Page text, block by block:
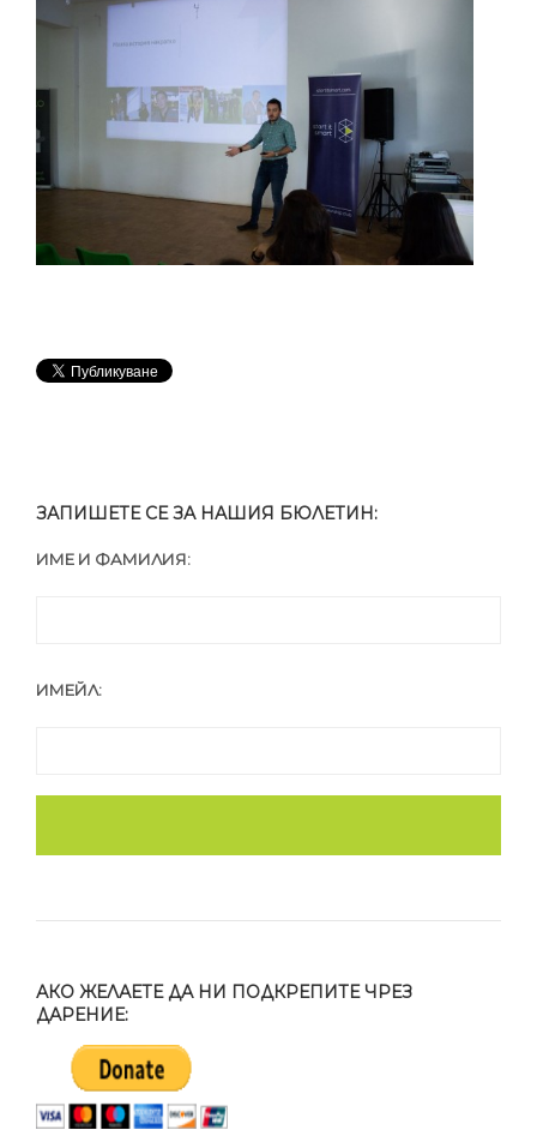
ЗАПИШЕТЕ СЕ ЗА НАШИЯ БЮЛЕТИН:
ИМЕ И ФАМИЛИЯ:
ИМЕЙЛ:
АКО ЖЕЛАЕТЕ ДА НИ ПОДКРЕПИТЕ ЧРЕЗ
ДАРЕНИЕ: